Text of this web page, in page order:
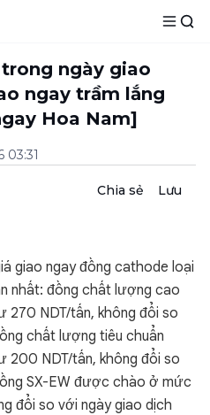
ngày giao
ngay trầm lắng
Hoa Nam]
03:31
Chia sẻ Lưu
giao ngay đồng cathode loại
nhất: đồng chất lượng cao
NDT/tấn, không đổi so
chất lượng tiêu chuẩn
NDT/tấn, không đổi so
SX-EW được chào ở mức
đổi so với ngày giao dịch